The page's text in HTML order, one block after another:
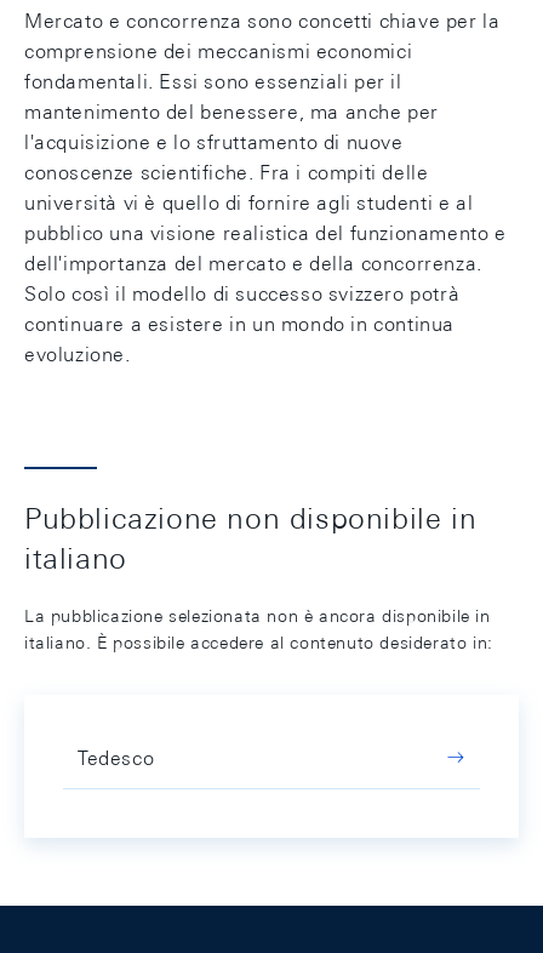
Mercato e concorrenza sono concetti chiave per la
comprensione dei meccanismi economici
fondamentali. Essi sono essenziali per il
mantenimento del benessere, ma anche per
l'acquisizione e lo sfruttamento di nuove
conoscenze scientifiche. Fra i compiti delle
università vi è quello di fornire agli studenti e al
pubblico una visione realistica del funzionamento e
dell'importanza del mercato e della concorrenza.
Solo così il modello di successo svizzero potrà
continuare a esistere in un mondo in continua
evoluzione.
Pubblicazione non disponibile in
italiano
La pubblicazione selezionata non è ancora disponibile in
italiano. È possibile accedere al contenuto desiderato in:
Tedesco